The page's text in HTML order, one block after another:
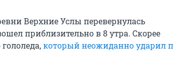
Верхние Услы перевернулась
приблизительно в 8 утра. Скорее
который неожиданно ударил